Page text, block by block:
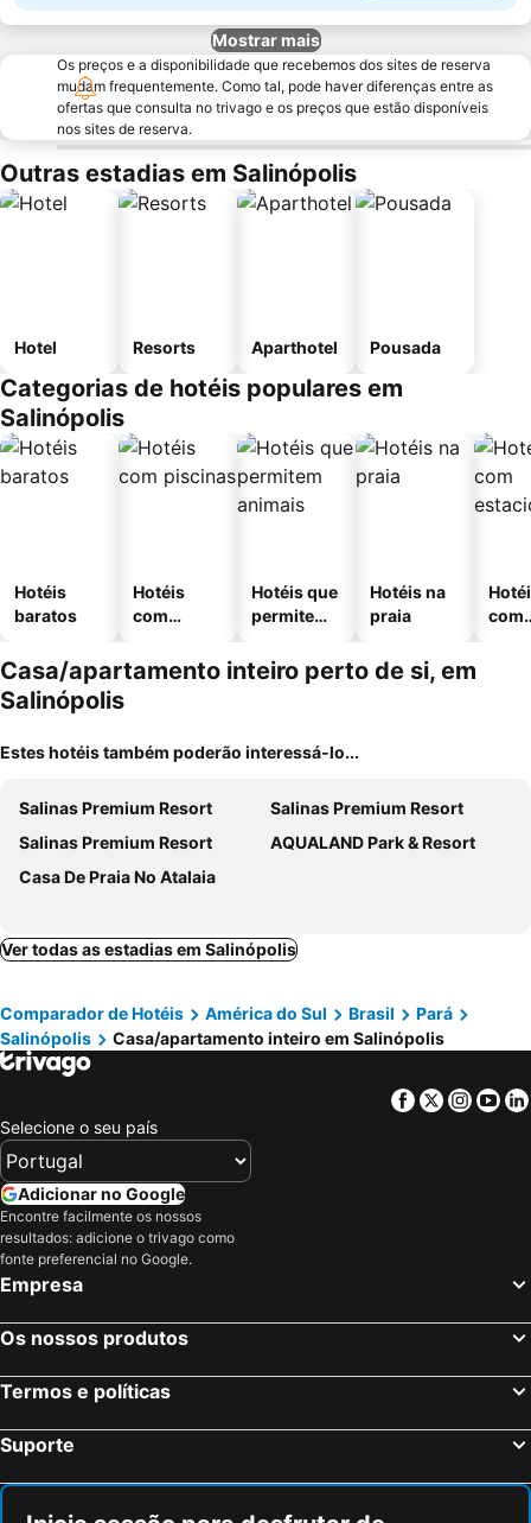
Mostrar mais
Os preços e a disponibilidade que recebemos dos sites de reserva
mudam frequentemente. Como tal, pode haver diferenças entre as
ofertas que consulta no trivago e os preços que estão disponíveis
nos sites de reserva.
Outras estadias em Salinópolis
Hotel Resorts Aparthotel Pousada
Categorias de hotéis populares em
Salinópolis
Hotéis
baratos
Hotéis
com
Hotéis que
permitem
Hotéis na
praia
com
Casa/apartamento inteiro perto de si, em
Salinópolis
Estes hotéis também poderão interessá-lo...
Salinas Premium Resort
Salinas Premium Resort
Salinas Premium Resort
AQUALAND Park & Resort
Casa De Praia No Atalaia
Ver todas as estadias em Salinópolis
Comparador de Hotéis América do Sul Brasil
Pará
Salinópolis
Casa/apartamento inteiro em Salinópolis
Facebook
Twitter
Selecione o seu país
Adicionar no Google
Encontre facilmente os nossos
resultados: adicione o trivago como
fonte preferencial no Google.
Empresa
Os nossos produtos
Termos e políticas
Suporte